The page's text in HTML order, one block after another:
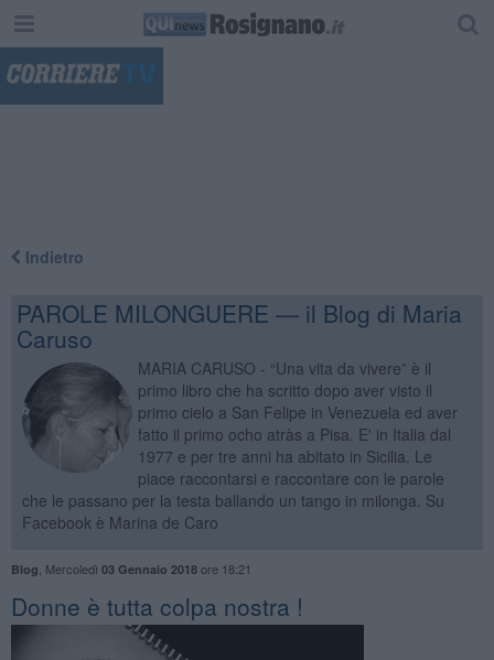
Indietro
PAROLE MILONGUERE — il Blog di Maria
Caruso
MARIA CARUSO - “Una vita da vivere” è il
primo libro che ha scritto dopo aver visto il
primo cielo a San Felipe in Venezuela ed aver
fatto il primo ocho atràs a Pisa. E' in Italia dal
1977 e per tre anni ha abitato in Sicilia. Le
piace raccontarsi e raccontare con le parole
che le passano per la testa ballando un tango in milonga. Su
Facebook è Marina de Caro
Blog Mercoledì 03 Gennaio 2018ore 18:21
Donne è tutta colpa nostra !